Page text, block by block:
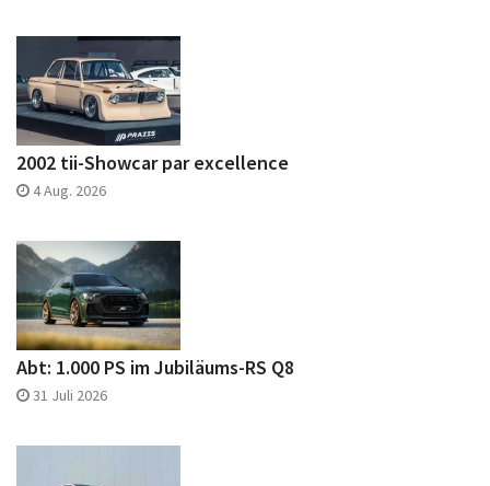
2002 tii-Showcar par excellence
4 Aug. 2026
Abt: 1.000 PS im Jubiläums-RS Q8
31 Juli 2026